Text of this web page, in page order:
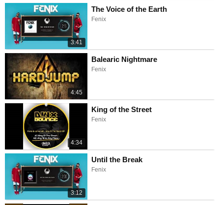
3:41
The Voice of the Earth
Fenix
4:45
Balearic Nightmare
Fenix
4:34
King of the Street
Fenix
3:12
Until the Break
Fenix